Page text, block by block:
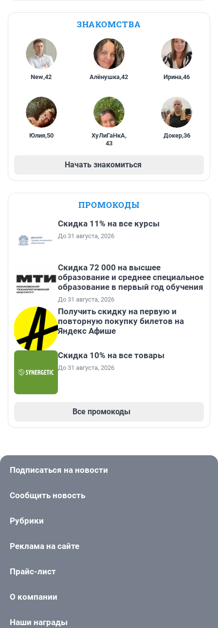
ЗНАКОМСТВА
New,42 Алёнушка,42 Ирина,46
Юлия,50 ХуЛиГаНкА,
43
Докер,36
Начать знакомиться
ПРОМОКОДЫ
Скидка 11% на все курсы
До 31 августа, 2026
Скидка 72 000 на высшее
образование и среднее специальное
образование в первый год обучения
До 31 августа, 2026
Получить скидку на первую и
повторную покупку билетов на
Яндекс Афише
Скидка 10% на все товары
До 31 августа, 2026
Все промокоды
Подписаться на новости
Сообщить новость
Рубрики
Реклама на сайте
Прайс-лист
О компании
Наши награды